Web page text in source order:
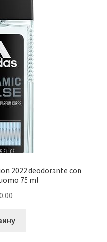
2022 deodorante con
75 ml